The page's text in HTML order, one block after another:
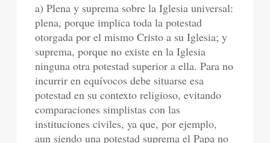
a) Plena y suprema sobre la Iglesia universal:
plena, porque implica toda la potestad
otorgada por el mismo Cristo a su Iglesia; y
suprema, porque no existe en la Iglesia
ninguna otra potestad superior a ella. Para no
incurrir en equívocos debe situarse esa
potestad en su contexto religioso, evitando
comparaciones simplistas con las
instituciones civiles, ya que, por ejemplo,
aun siendo una potestad suprema el Papa no